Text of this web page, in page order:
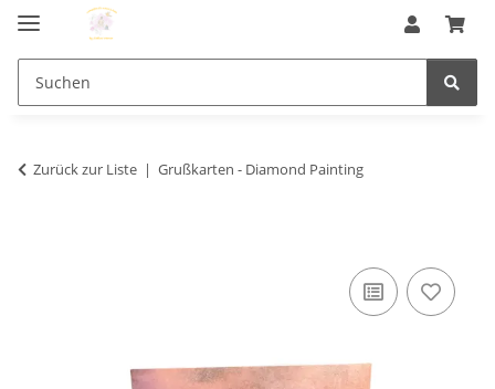
Zurück zur Liste Grußkarten - Diamond Painting